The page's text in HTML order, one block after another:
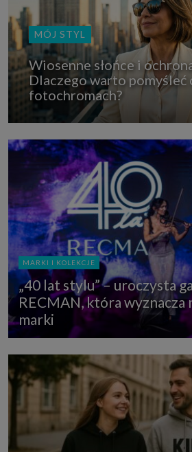
MÓJ STYL
Wiosenne słońce i
Dlaczego warto pomyśleć
fotochromach?
MARKI I KOLEKCJE
„40 lat stylu” – uroczysta
RECMAN, która wyznacza
marki